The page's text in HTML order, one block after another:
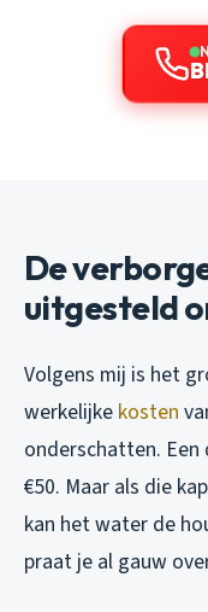
De
uitgesteld
Volgens mij is het
werkelijke kosten
onderschatten. Een
€50. Maar als die
kan het water de
praat je al gauw